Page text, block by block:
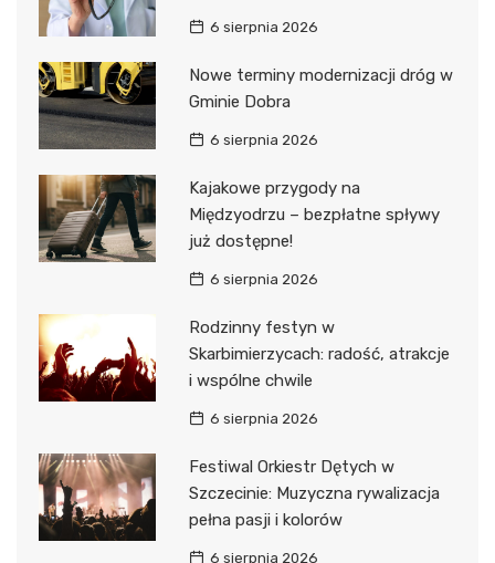
6 sierpnia 2026
Nowe terminy modernizacji dróg w
Gminie Dobra
6 sierpnia 2026
Kajakowe przygody na
Międzyodrzu – bezpłatne spływy
już dostępne!
6 sierpnia 2026
Rodzinny festyn w
Skarbimierzycach: radość, atrakcje
i wspólne chwile
6 sierpnia 2026
Festiwal Orkiestr Dętych w
Szczecinie: Muzyczna rywalizacja
pełna pasji i kolorów
6 sierpnia 2026